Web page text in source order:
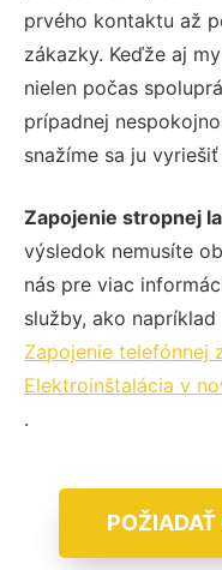
prvého kontaktu až
zákazky. Keďže aj
nielen počas
prípadnej
snažíme sa ju
Zapojenie stropnej
výsledok nemusíte
nás pre viac
služby, ako napríklad
Zapojenie telefónnej
Elektroinštalácia v
.
POŽIADAŤ